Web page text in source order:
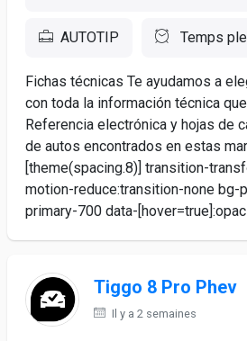
AUTOTIP Temps
Fichas técnicas Te ayudamos a
con toda la información técnica
Referencia electrónica y hojas de
de autos encontrados en estas
[theme(spacing.8)] transition-
motion-reduce:transition-none bg-
primary-700 data-
Tiggo 8 Pro Phev
Il y a 2 semaines